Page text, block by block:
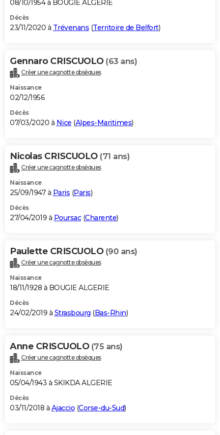
08/10/1954 à BOUGIE ALGERIE
Décès
23/11/2020 à Trévenans (Territoire de Belfort)
Gennaro CRISCUOLO (63 ans)
Créer une cagnotte obsèques
Naissance
02/12/1956
Décès
07/03/2020 à Nice (Alpes-Maritimes)
Nicolas CRISCUOLO (71 ans)
Créer une cagnotte obsèques
Naissance
25/09/1947 à Paris (Paris)
Décès
27/04/2019 à Poursac(Charente)
Paulette CRISCUOLO (90 ans)
Créer une cagnotte obsèques
Naissance
18/11/1928 à BOUGIE ALGERIE
Décès
24/02/2019 à Strasbourg (Bas-Rhin)
Anne CRISCUOLO (75 ans)
Créer une cagnotte obsèques
Naissance
05/04/1943 à SKIKDA ALGERIE
Décès
03/11/2018 à Ajaccio (Corse-du-Sud)